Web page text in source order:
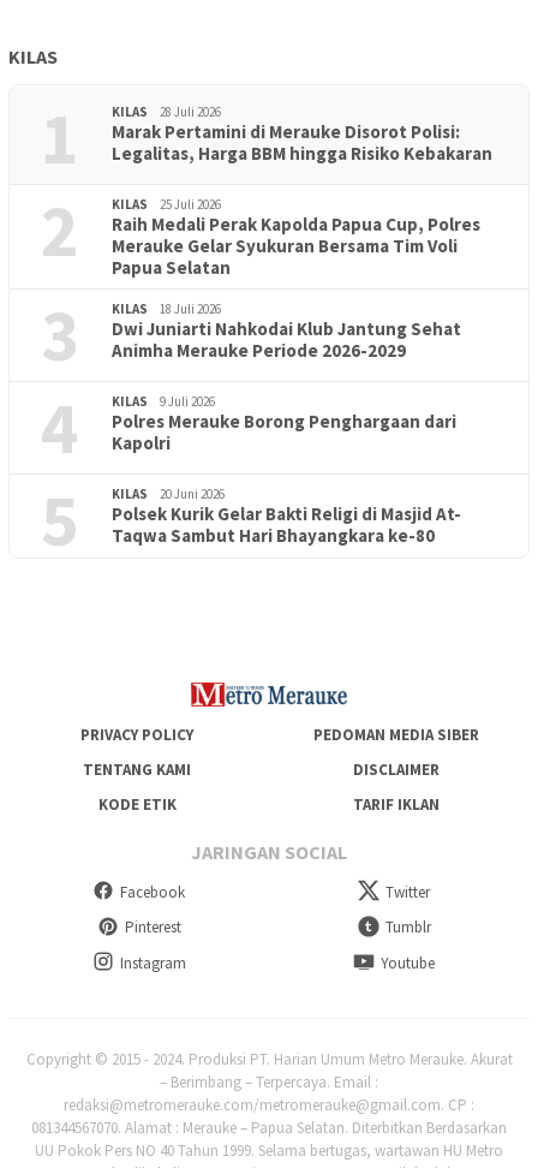
KILAS
1 KILAS 28 Juli 2026
Marak Pertamini di Merauke Disorot Polisi:
Legalitas, Harga BBM hingga Risiko Kebakaran
2 KILAS 25 Juli 2026
Raih Medali Perak Kapolda Papua Cup, Polres
Merauke Gelar Syukuran Bersama Tim Voli
Papua Selatan
3 KILAS 18 Juli 2026
Dwi Juniarti Nahkodai Klub Jantung Sehat
Animha Merauke Periode 2026-2029
4 KILAS 9 Juli 2026
Polres Merauke Borong Penghargaan dari
Kapolri
5 KILAS 20 Juni 2026
Polsek Kurik Gelar Bakti Religi di Masjid At-
Taqwa Sambut Hari Bhayangkara ke-80
PENDIDIKAN 18 Juni 2026
Lepas Puluhan Peserta Didik, TK Yapis 2 Merauke Siapkan
PRIVACY POLICY
PEDOMAN MEDIA SIBER
TENTANG KAMI
DISCLAIMER
KODE ETIK
TARIF IKLAN
JARINGAN SOCIAL
Facebook
Twitter
Pinterest
Tumblr
Instagram
Youtube
Copyright © 2015 - 2024. Produksi PT. Harian Umum Metro Merauke. Akurat
– Berimbang – Terpercaya. Email :
redaksi@metromerauke.com/metromerauke@gmail.com. CP :
081344567070. Alamat : Merauke – Papua Selatan. Diterbitkan Berdasarkan
UU Pokok Pers NO 40 Tahun 1999. Selama bertugas, wartawan HU Metro